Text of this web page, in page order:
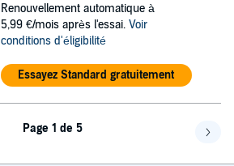
Renouvellement automatique à
5,99 €/mois après l'essai. Voir
conditions d'éligibilité
Essayez Standard gratuitement
Page 1 de 5